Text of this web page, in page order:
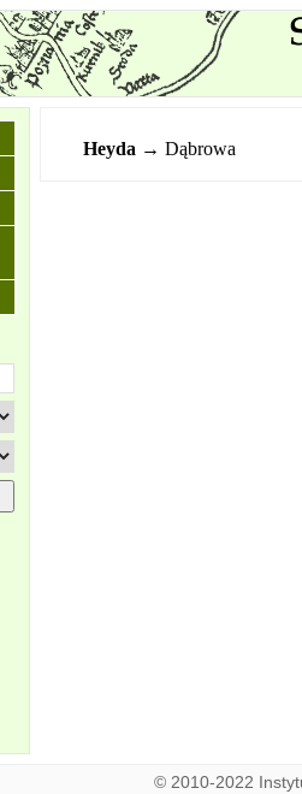
Heyda → Dąbrowa
© 2010-2022